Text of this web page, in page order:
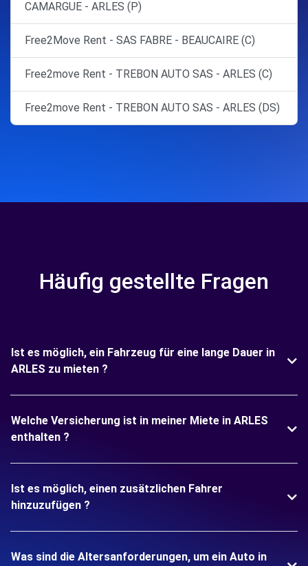
CAMARGUE - ARLES (P)
Free2Move Rent - SAS FABRE - BEAUCAIRE (C)
Free2move Rent - TREBON AUTO SAS - ARLES (C)
Free2move Rent - TREBON AUTO SAS - ARLES (DS)
Häufig gestellte Fragen
Ist es möglich, ein Fahrzeug für eine lange Dauer in
ARLES zu mieten ?
Welche Versicherung ist in meiner Miete in ARLES
enthalten ?
Ist es möglich, einen zusätzlichen Fahrer
hinzuzufügen ?
Was sind die Altersanforderungen, um ein Auto in